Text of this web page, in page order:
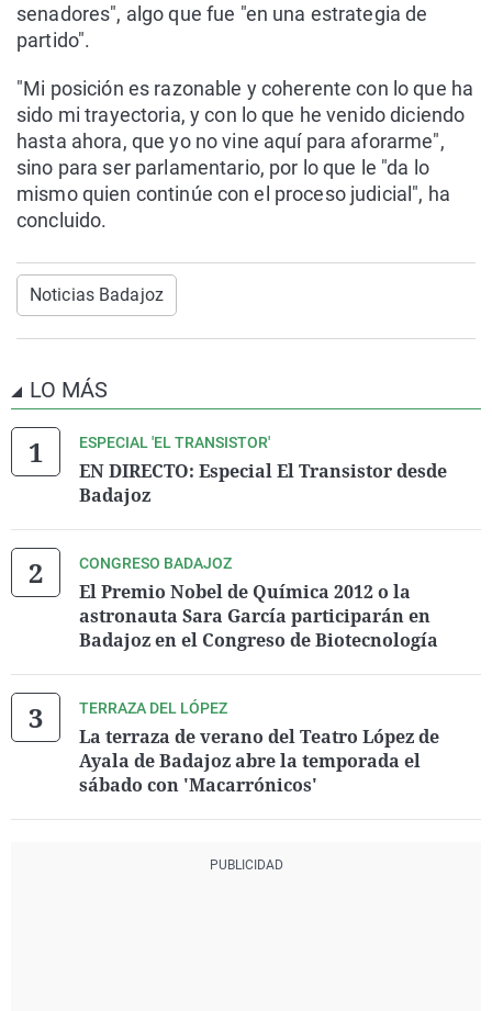
senadores", algo que fue "en una estrategia de
partido".
"Mi posición es razonable y coherente con lo que ha
sido mi trayectoria, y con lo que he venido diciendo
hasta ahora, que yo no vine aquí para aforarme",
sino para ser parlamentario, por lo que le "da lo
mismo quien continúe con el proceso judicial", ha
concluido.
Noticias Badajoz
LO MÁS
ESPECIAL 'EL TRANSISTOR'
EN DIRECTO: Especial El Transistor desde
Badajoz
CONGRESO BADAJOZ
El Premio Nobel de Química 2012 o la
astronauta Sara García participarán en
Badajoz en el Congreso de Biotecnología
TERRAZA DEL LÓPEZ
La terraza de verano del Teatro López de
Ayala de Badajoz abre la temporada el
sábado con 'Macarrónicos'